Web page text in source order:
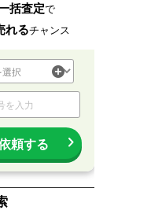
括査定で
れるチャンス
頼する